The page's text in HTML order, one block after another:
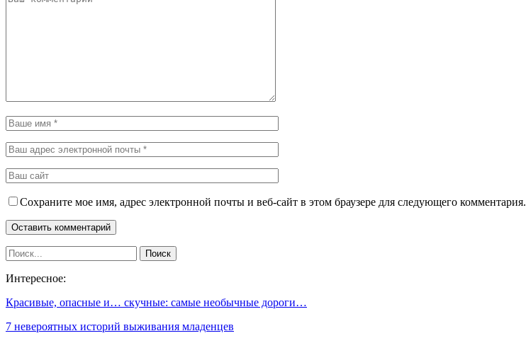
Сохраните мое имя, адрес электронной почты и веб-сайт в этом браузере для следующего комментария.
Интересное:
Красивые, опасные и… скучные: самые необычные дороги…
7 невероятных историй выживания младенцев